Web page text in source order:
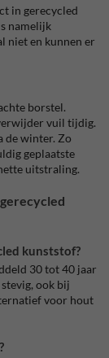
in gerecycled
namelijk
niet en kunnen er
borstel.
vuil tijdig.
de winter. Zo
geplaatste
uitstraling.
kunststof?
30 tot 40 jaar
ook bij
voor hout